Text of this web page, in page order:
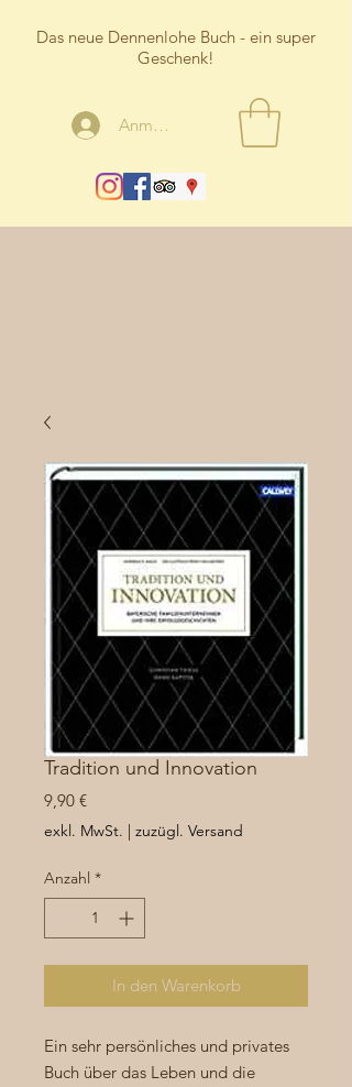
Das neue Dennenlohe Buch - ein super
Geschenk!
Anmelden
Tradition und Innovation
9,90 €Preis
exkl. MwSt. | zuzügl. Versand
Anzahl *
In den Warenkorb
Ein sehr persönliches und privates
Buch über das Leben und die